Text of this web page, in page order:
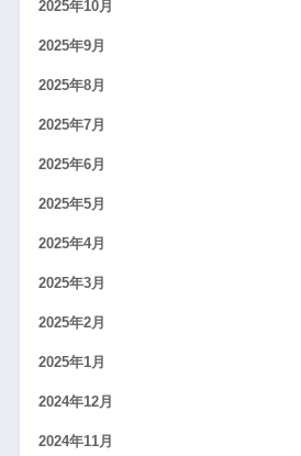
2025年10月
2025年9月
2025年8月
2025年7月
2025年6月
2025年5月
2025年4月
2025年3月
2025年2月
2025年1月
2024年12月
2024年11月